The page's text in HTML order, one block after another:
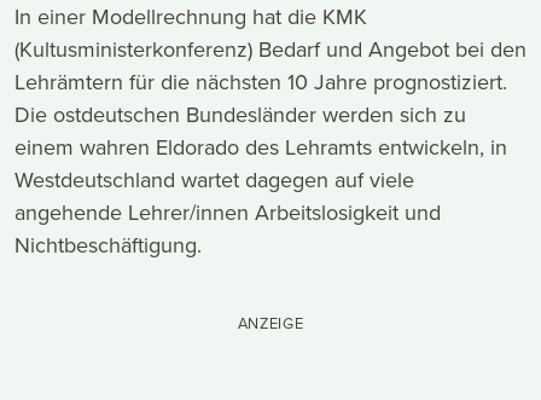
In einer Modellrechnung hat die KMK
(Kultusministerkonferenz) Bedarf und Angebot bei den
Lehrämtern für die nächsten 10 Jahre prognostiziert.
Die ostdeutschen Bundesländer werden sich zu
einem wahren Eldorado des Lehramts entwickeln, in
Westdeutschland wartet dagegen auf viele
angehende Lehrer/innen Arbeitslosigkeit und
Nichtbeschäftigung.
ANZEIGE